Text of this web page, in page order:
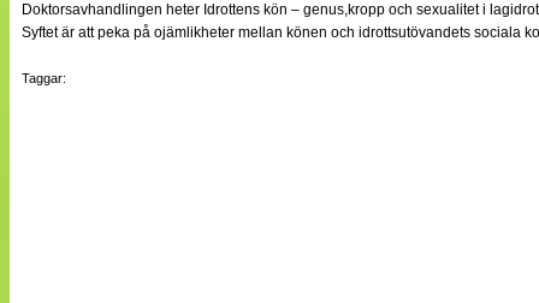
Annonsera
Doktorsavhandlingen heter Idrottens kön – genus,kropp och sexualitet i
Syftet är att peka på ojämlikheter mellan könen och idrottsutövandets sociala
Taggar: